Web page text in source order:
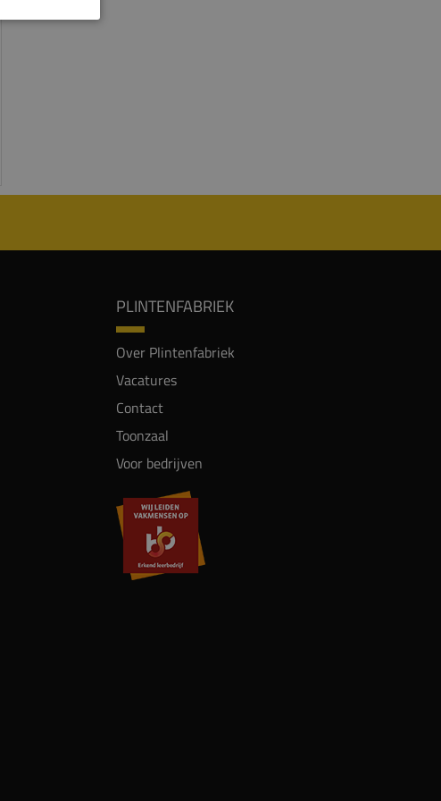
PLINTENFABRIEK
Over Plintenfabriek
Vacatures
Contact
Toonzaal
Voor bedrijven